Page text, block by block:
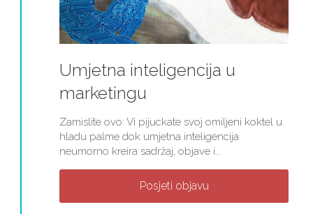
Umjetna inteligencija u
marketingu
Zamislite ovo: Vi pijuckate svoj omiljeni koktel u
hladu palme dok umjetna inteligencija
neumorno kreira sadržaj, objave i...
Posjeti objavu